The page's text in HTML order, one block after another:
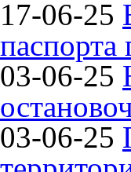
17-06-25
03-06-25
03-06-25